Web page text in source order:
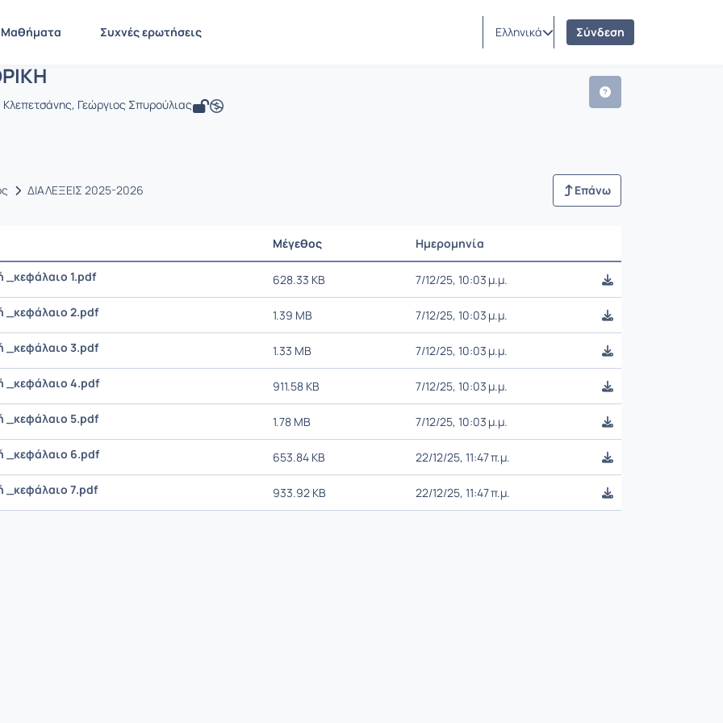
Μαθήματα Συχνές ερωτήσεις Ελληνικά Σύνδεση
ΠΛΗΡΟΦΟΡΙΚΗ Έγγραφα
Γεώργιος Σπυρούλιας
ΔΙΑΛΕΞΕΙΣ 2025-2026 Επάνω
Μέγεθος Ημερομηνία
_κεφάλαιο 1.pdf
628.33 KB 7/12/25, 10:03 μ.μ.
_κεφάλαιο 2.pdf 1.39 MB 7/12/25, 10:03 μ.μ.
_κεφάλαιο 3.pdf 1.33 MB 7/12/25, 10:03 μ.μ.
_κεφάλαιο 4.pdf 911.58 KB 7/12/25, 10:03 μ.μ.
_κεφάλαιο 5.pdf 1.78 MB 7/12/25, 10:03 μ.μ.
_κεφάλαιο 6.pdf 653.84 KB 22/12/25, 11:47 π.μ.
_κεφάλαιο 7.pdf 933.92 KB 22/12/25, 11:47 π.μ.